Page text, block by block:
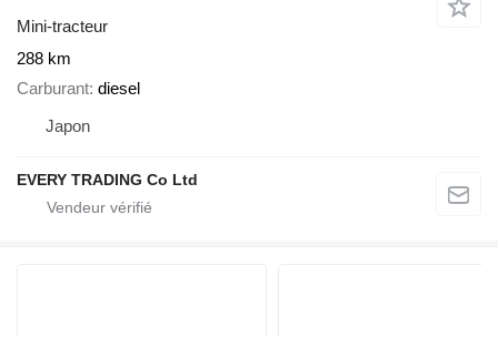
Mini-tracteur
288 km
Carburant diesel
Japon
EVERY TRADING Co Ltd